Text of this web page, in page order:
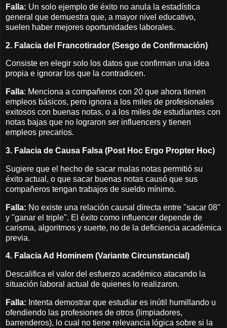
Falla: Un solo ejemplo de éxito no anula la estadística
general que demuestra que, a mayor nivel educativo,
suelen haber mejores oportunidades laborales.
2. Falacia del Francotirador (Sesgo de Confirmación)
Consiste en elegir solo los datos que confirman una idea
propia e ignorar los que la contradicen.
Falla: Menciona a compañeros con 20 que ahora tienen
empleos básicos, pero ignora a los miles de profesionales
exitosos con buenas notas, o a los miles de estudiantes con
notas bajas que no lograron ser influencers y tienen
empleos precarios.
3. Falacia de Causa Falsa (Post Hoc Ergo Propter Hoc)
Sugiere que el hecho de sacar malas notas permitió su
éxito actual, o que sacar buenas notas causó que sus
compañeros tengan trabajos de sueldo mínimo.
Falla: No existe una relación causal directa entre "sacar 08"
y "ganar el triple". El éxito como influencer depende de
carisma, algoritmos y suerte, no de la deficiencia académica
previa.
4. Falacia Ad Hominem (Variante Circunstancial)
Descalifica el valor del esfuerzo académico atacando la
situación laboral actual de quienes lo realizaron.
Falla: Intenta demostrar que estudiar es inútil humillando u
ofendiendo las profesiones de otros (limpiadores,
barrenderos), lo cual no tiene relevancia lógica sobre si la